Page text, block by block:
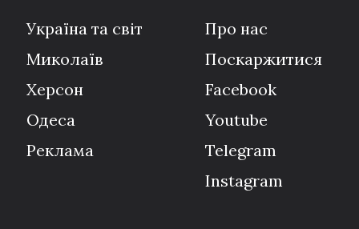
Україна та світ
Миколаїв
Херсон
Одеса
Реклама
Про нас
Поскаржитися
Facebook
Youtube
Telegram
Instagram